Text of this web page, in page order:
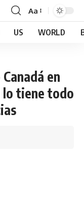
Aa
US WORLD
en
lo tiene todo